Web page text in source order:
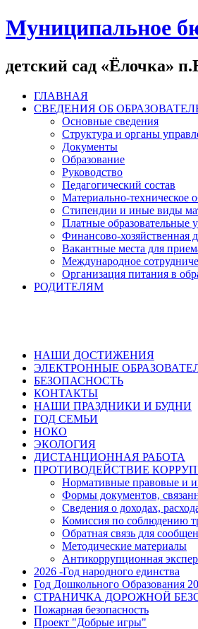
Муниципальное
детский сад «Ёлочка»
ГЛАВНАЯ
СВЕДЕНИЯ ОБ
Основные сведения
Структура и органы
Документы
Образование
Руководство
Педагогический состав
Материально-техническое
Стипендии и иные виды
Платные образовательные
Финансово-хозяйственная
Вакантные места для
Международное
Организация питания в
РОДИТЕЛЯМ
НАШИ ДОСТИЖЕНИЯ
ЭЛЕКТРОННЫЕ
БЕЗОПАСНОСТЬ
КОНТАКТЫ
НАШИ ПРАЗДНИКИ И БУДНИ
ГОД СЕМЬИ
НОКО
ЭКОЛОГИЯ
ДИСТАНЦИОННАЯ РАБОТА
ПРОТИВОДЕЙСТВИЕ
Нормативные правовые и
Формы документов,
Сведения о доходах,
Комиссия по соблюдению
Обратная связь для
Методические материалы
Антикоррупционная
2026 -Год народного единства
Год Дошкольного Образования
СТРАНИЧКА ДОРОЖНОЙ
Пожарная безопасность
Проект "Добрые игры"